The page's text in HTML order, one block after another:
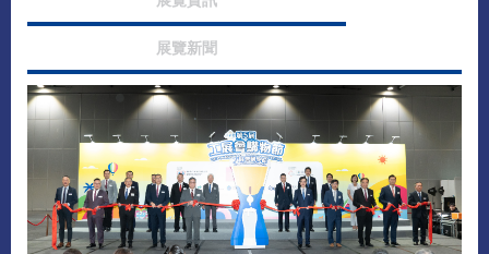
展覽新聞